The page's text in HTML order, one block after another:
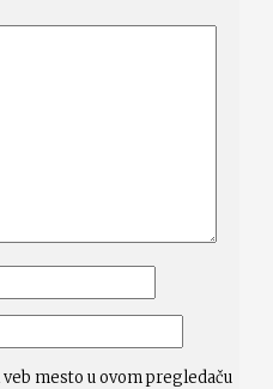
mesto u ovom pregledaču